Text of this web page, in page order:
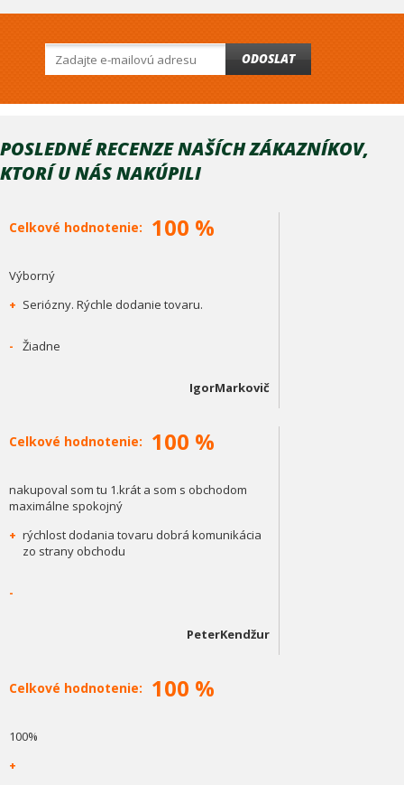
ODOSLAT
POSLEDNÉ RECENZE NAŠÍCH ZÁKAZNÍKOV,
KTORÍ U NÁS NAKÚPILI
Celkové hodnotenie: 100 %
Výborný
+ Seriózny. Rýchle dodanie tovaru.
- Žiadne
IgorMarkovič
Celkové hodnotenie: 100 %
nakupoval som tu 1.krát a som s obchodom
maximálne spokojný
+ rýchlost dodania tovaru dobrá komunikácia
zo strany obchodu
-
PeterKendžur
Celkové hodnotenie: 100 %
100%
+